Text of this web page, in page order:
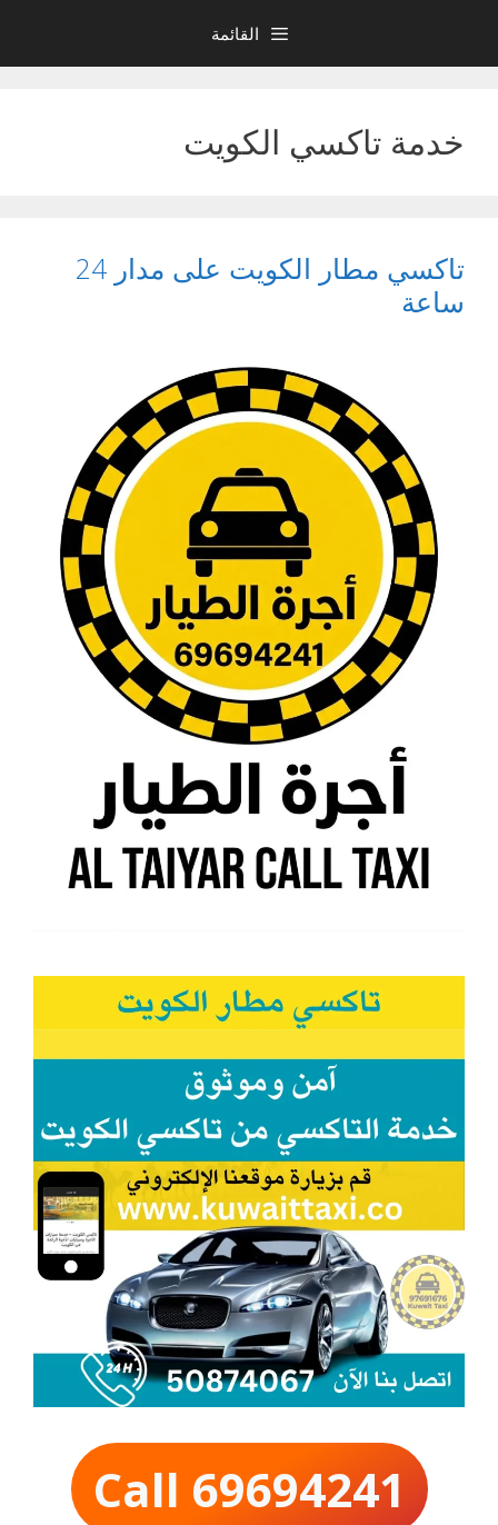
المحتوى
القائمة
خدمة تاكسي الكويت
تاكسي مطار الكويت على مدار 24
ساعة
Call 69694241